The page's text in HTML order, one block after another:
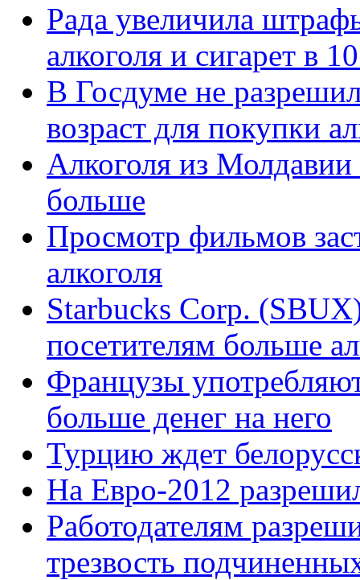
Рада увеличила
алкоголя и сигарет в
В Госдуме не
возраст для покупки
Алкоголя из Молдавии
больше
Просмотр фильмов
алкоголя
Starbucks Corp.
посетителям больше
Французы
больше денег на него
Турцию ждет
На Евро-2012
Работодателям
трезвость